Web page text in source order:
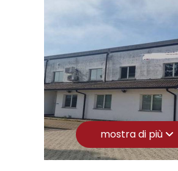
mostra di più